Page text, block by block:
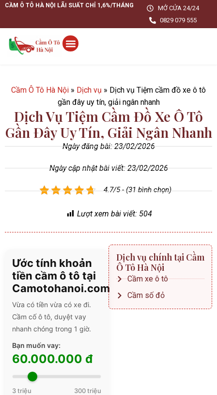
CẦM Ô TÔ HÀ NỘI LÃI SUẤT CHỈ 1,6%/THÁNG
MỞ CỬA 24/24
0829 079 555
Cầm Ô Tô Hà Nội » Dịch vụ » Dịch vụ Tiệm cầm đồ xe ô tô
gần đây uy tín, giải ngân nhanh
Dịch Vụ Tiệm Cầm Đồ Xe Ô Tô
Gần Đây Uy Tín, Giải Ngân Nhanh
Ngày đăng bài: 23/02/2026
Ngày cập nhật bài viết: 23/02/2026
4.7/5 - (31 bình chọn)
Lượt xem bài viết: 504
Ước tính khoản
tiền cầm ô tô tại
Camotohanoi.com
Vừa có tiền vừa có xe đi.
Cầm cố ô tô, duyệt vay
nhanh chóng trong 1 giờ.
Bạn muốn vay:
60.000.000 đ
3 triệu 300 triệu
Dịch vụ chính tại Cầm
Ô Tô Hà Nội
Cầm xe ô tô
Cầm số đỏ